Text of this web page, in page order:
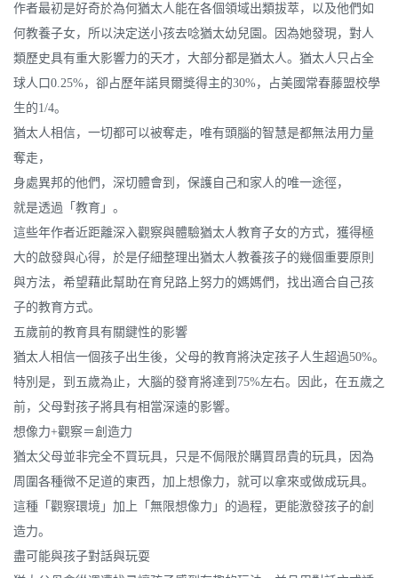
作者最初是好奇於為何猶太人能在各個領域出類拔萃，以及他們如
何教養子女，所以決定送小孩去唸猶太幼兒園。因為她發現，對人
類歷史具有重大影響力的天才，大部分都是猶太人。猶太人只占全
球人口0.25%，卻占歷年諾貝爾獎得主的30%，占美國常春藤盟校學
生的1/4。
猶太人相信，一切都可以被奪走，唯有頭腦的智慧是都無法用力量
奪走，
身處異邦的他們，深切體會到，保護自己和家人的唯一途徑，
就是透過「教育」。
這些年作者近距離深入觀察與體驗猶太人教育子女的方式，獲得極
大的啟發與心得，於是仔細整理出猶太人教養孩子的幾個重要原則
與方法，希望藉此幫助在育兒路上努力的媽媽們，找出適合自己孩
子的教育方式。
五歲前的教育具有關鍵性的影響
猶太人相信一個孩子出生後，父母的教育將決定孩子人生超過50%。
特別是，到五歲為止，大腦的發育將達到75%左右。因此，在五歲之
前，父母對孩子將具有相當深遠的影響。
想像力+觀察＝創造力
猶太父母並非完全不買玩具，只是不侷限於購買昂貴的玩具，因為
周圍各種微不足道的東西，加上想像力，就可以拿來或做成玩具。
這種「觀察環境」加上「無限想像力」的過程，更能激發孩子的創
造力。
盡可能與孩子對話與玩耍